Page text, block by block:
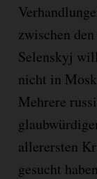
zwischen
Selenskyj
nicht in
Mehrere
allerersten
gesucht